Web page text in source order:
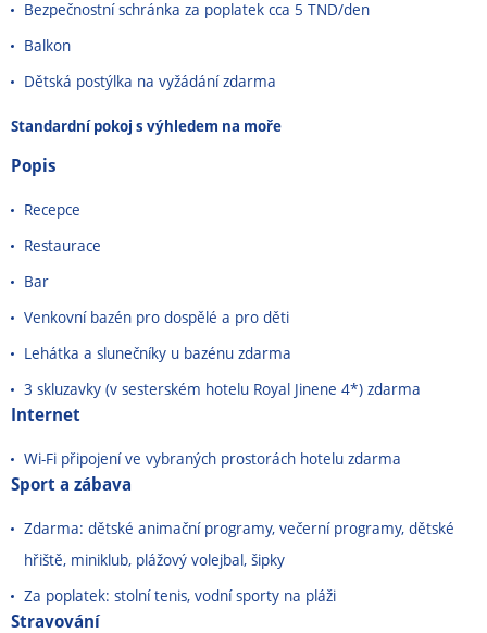
Bezpečnostní schránka za poplatek cca 5 TND/den
Balkon
Dětská postýlka na vyžádání zdarma
Standardní pokoj s výhledem na moře
Popis
Recepce
Restaurace
Bar
Venkovní bazén pro dospělé a pro děti
Lehátka a slunečníky u bazénu zdarma
3 skluzavky (v sesterském hotelu Royal Jinene 4*) zdarma
Internet
Wi-Fi připojení ve vybraných prostorách hotelu zdarma
Sport a zábava
Zdarma: dětské animační programy, večerní programy, dětské
hřiště, miniklub, plážový volejbal, šipky
Za poplatek: stolní tenis, vodní sporty na pláži
Stravování